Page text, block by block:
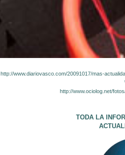
http://www.diariovasco.com/20091017/mas-
http://www.ociolog.net/
TODA LA